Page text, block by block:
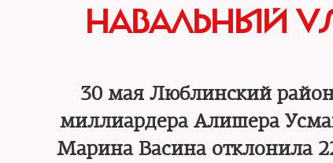
НАВАЛЬНЫЙ
30 мая Люблинский
миллиардера Алишера
Марина Васина отклонила